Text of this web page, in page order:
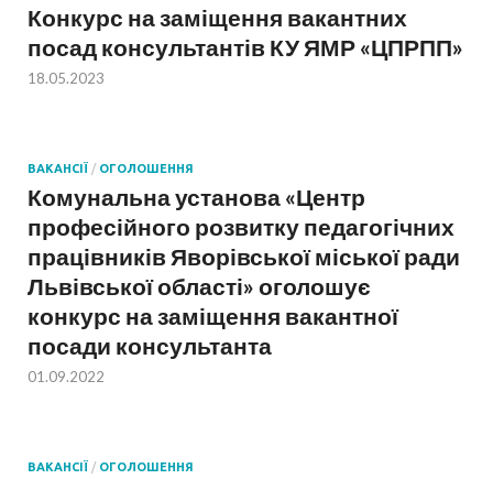
Конкурс на заміщення вакантних
посад консультантів КУ ЯМР «ЦПРПП»
18.05.2023
ВАКАНСІЇ / ОГОЛОШЕННЯ
Комунальна установа «Центр
професійного розвитку педагогічних
працівників Яворівської міської ради
Львівської області» оголошує
конкурс на заміщення вакантної
посади консультанта
01.09.2022
ВАКАНСІЇ / ОГОЛОШЕННЯ